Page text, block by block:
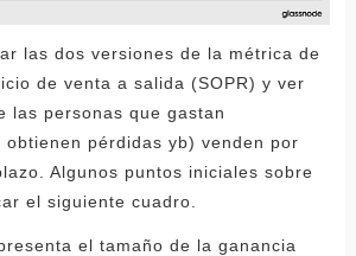
las dos versiones de la métrica de
de venta a salida (SOPR) y ver
las personas que gastan
obtienen pérdidas yb) venden por
Algunos puntos iniciales sobre
el siguiente cuadro.
el tamaño de la ganancia